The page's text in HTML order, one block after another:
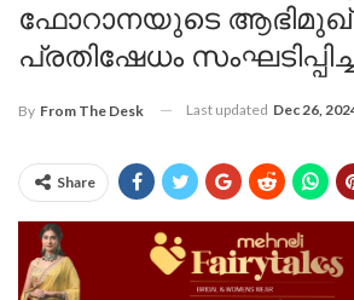
ഫോറാനയുടെ
പ്രതിഷേധം
By From The Desk Last updated Dec 26,
Share